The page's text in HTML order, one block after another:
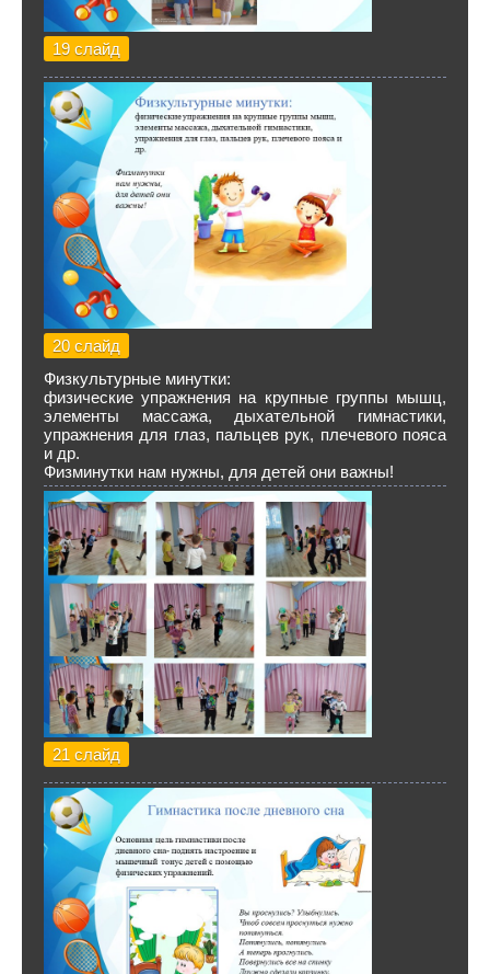
19 слайд
20 слайд
Физкультурные минутки:
физические упражнения на крупные группы мышц,
элементы массажа, дыхательной гимнастики,
упражнения для глаз, пальцев рук, плечевого пояса
и др.
Физминутки нам нужны, для детей они важны!
21 слайд